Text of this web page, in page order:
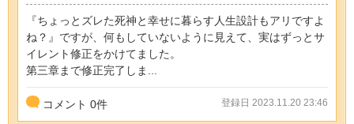
『ちょっとズレた死神と幸せに暮らす人生設計もアリですよ
ね？』ですが、何もしていないように見えて、実はずっとサ
イレント修正をかけてました。
第三章まで修正完了しま...
コメント 0件 登録日 2023.11.20 23:46